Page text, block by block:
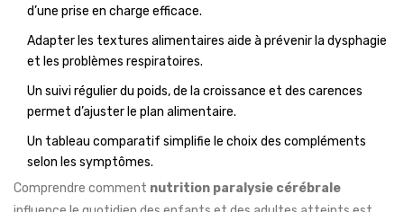
d’une prise en charge efficace.
Adapter les textures alimentaires aide à prévenir la dysphagie
et les problèmes respiratoires.
Un suivi régulier du poids, de la croissance et des carences
permet d’ajuster le plan alimentaire.
Un tableau comparatif simplifie le choix des compléments
selon les symptômes.
Comprendre comment nutrition paralysie cérébrale